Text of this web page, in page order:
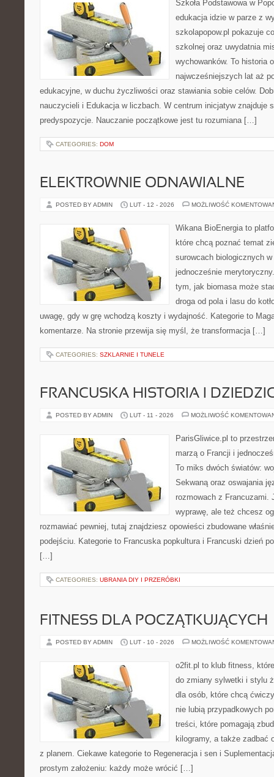
Szkoła Podstawowa w
edukacja idzie w parze z
szkolapopow.pl pokazuje
szkolnej oraz uwydatnia
wychowanków. To historia
najwcześniejszych lat aż
edukacyjne, w duchu życzliwości oraz stawiania sobie celów.
nauczycieli i Edukacja w liczbach. W centrum inicjatyw znajduje
predyspozycje. Nauczanie początkowe jest tu rozumiana […]
CATEGORIES: DOM
ELEKTROWNIE ODNAWIALNE
POSTED BY ADMIN LUT - 12 - 2026 MOŻLIWOŚĆ
Wikana BioEnergia to
które chcą poznać temat
surowcach biologicznych
jednocześnie
tym, jak biomasa może
droga od pola i lasu do
uwagę, gdy w grę wchodzą koszty i wydajność. Kategorie to
komentarze. Na stronie przewija się myśl, że transformacja […]
CATEGORIES: SZKLARNIE I TUNELE
FRANCUSKA HISTORIA I
POSTED BY ADMIN LUT - 11 - 2026 MOŻLIWOŚĆ
ParisGliwice.pl to
marzą o Francji i
To miks dwóch światów:
Sekwaną oraz oswajania
rozmowach z Francuzami.
wyprawę, ale też chcesz
rozmawiać pewniej, tutaj znajdziesz opowieści zbudowane
podejściu. Kategorie to Francuska popkultura i Francuski dzień
[…]
CATEGORIES: UBRANIA DIY I PRZERÓBKI
FITNESS DLA POCZĄTKUJĄCYCH
POSTED BY ADMIN LUT - 10 - 2026 MOŻLIWOŚĆ
o2fit.pl to klub fitness,
do zmiany sylwetki i stylu
dla osób, które chcą
nie lubią przypadkowych
treści, które pomagają
kilogramy, a także
z planem. Ciekawe kategorie to Regeneracja i sen i
prostym założeniu: każdy może wrócić […]